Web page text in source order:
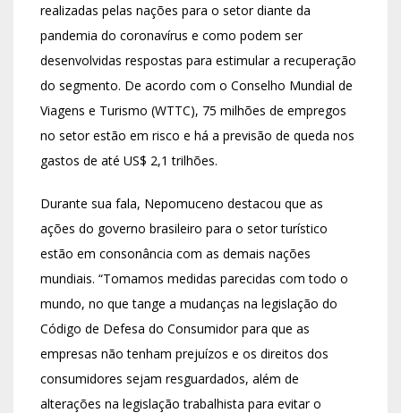
realizadas pelas nações para o setor diante da
pandemia do coronavírus e como podem ser
desenvolvidas respostas para estimular a recuperação
do segmento. De acordo com o Conselho Mundial de
Viagens e Turismo (WTTC), 75 milhões de empregos
no setor estão em risco e há a previsão de queda nos
gastos de até US$ 2,1 trilhões.
Durante sua fala, Nepomuceno destacou que as
ações do governo brasileiro para o setor turístico
estão em consonância com as demais nações
mundiais. “Tomamos medidas parecidas com todo o
mundo, no que tange a mudanças na legislação do
Código de Defesa do Consumidor para que as
empresas não tenham prejuízos e os direitos dos
consumidores sejam resguardados, além de
alterações na legislação trabalhista para evitar o